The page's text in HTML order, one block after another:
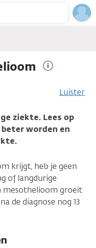
informatie
Luister
ziekte. Lees op
worden en
krijgt, heb je geen
of langdurige
mesothelioom groeit
de diagnose nog 13